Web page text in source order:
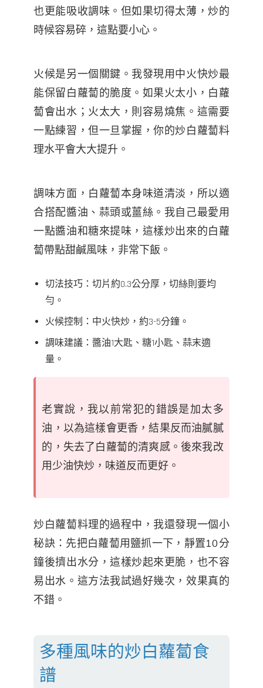
也更能吸收調味。但如果切得太薄，炒的
時候容易碎，這點要小心。
火候是另一個關鍵。我發現用中火快炒最
能保留白蘿蔔的脆度。如果火太小，白蘿
蔔會出水；火太大，則容易燒焦。這需要
一點練習，但一旦掌握，你的炒白蘿蔔料
理水平會大大提升。
調味方面，白蘿蔔本身味道清淡，所以適
合搭配醬油、蒜頭或薑絲。我自己最愛用
一點醬油和糖來提味，這樣炒出來的白蘿
蔔帶點甜鹹風味，非常下飯。
切法技巧：切片約0.3公分厚，切絲則要均
勻。
火候控制：中火快炒，約3-5分鐘。
調味建議：醬油1大匙、糖1小匙、蒜末適
量。
老實說，我以前常犯的錯誤是加太多
油，以為這樣會更香，結果反而油膩膩
的，失去了白蘿蔔的清爽感。後來我改
用少油快炒，味道反而更好。
炒白蘿蔔料理的過程中，我還發現一個小
秘訣：先把白蘿蔔用鹽抓一下，靜置10分
鐘後擠出水分，這樣炒起來更脆，也不容
易出水。這方法我試過好幾次，效果真的
不錯。
多種風味的炒白蘿蔔食
譜